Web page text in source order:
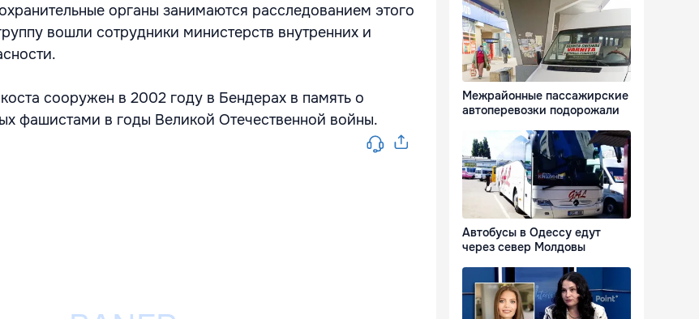
органы занимаются расследованием этого
вошли сотрудники министерств внутренних и
сооружен в 2002 году в Бендерах в память о
фашистами в годы Великой Отечественной войны.
Межрайонные пассажирские
автоперевозки подорожали
Автобусы в Одессу едут
через север Молдовы